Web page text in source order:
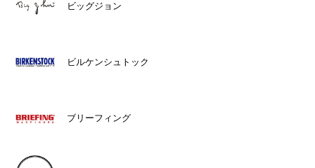
ビッグジョン
ビルケンシュトック
ブリーフィング